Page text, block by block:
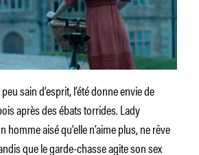
sain d’esprit, l’été donne envie de
après des ébats torrides. Lady
homme aisé qu’elle n’aime plus, ne rêve
que le garde-chasse agite son sex